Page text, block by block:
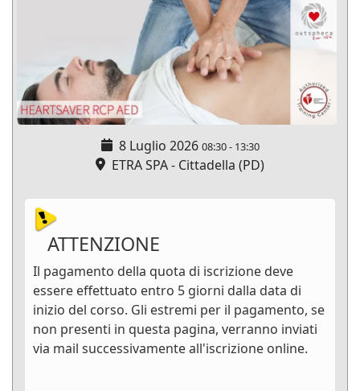
8 Luglio 2026 08:30- 13:30
ETRA SPA - Cittadella (PD)
ATTENZIONE
Il pagamento della quota di iscrizione deve
essere effettuato entro 5 giorni dalla data di
inizio del corso. Gli estremi per il pagamento, se
non presenti in questa pagina, verranno inviati
via mail successivamente all'iscrizione online.